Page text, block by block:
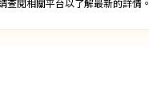
查閱相關平台以了解最新的詳情。